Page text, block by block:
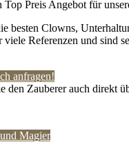
Top Preis Angebot für
besten Clowns,
Referenzen und sind
anfragen!
den Zauberer auch direkt
Magier